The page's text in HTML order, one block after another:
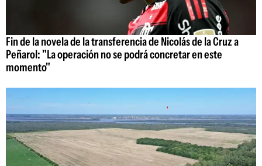
Fin de la novela de la transferencia de Nicolás de la Cruz a
Peñarol: "La operación no se podrá concretar en este
momento"